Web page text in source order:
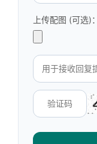
上传配图 (可选)：